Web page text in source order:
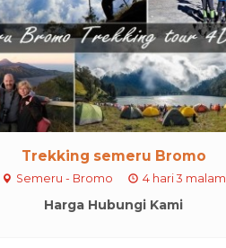
Trekking semeru Bromo
Semeru - Bromo 4 hari 3 malam
Harga Hubungi Kami